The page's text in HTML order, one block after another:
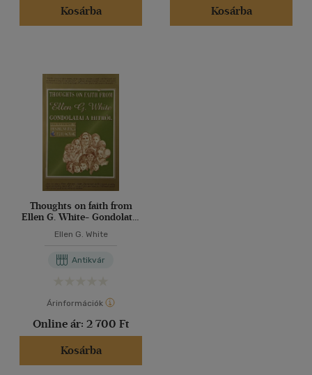
Kosárba
Kosárba
Thoughts on faith from
Ellen G. White- Gondolatai
Ellen G. White
Antikvár
Árinformációk
Online ár: 2 700 Ft
Kosárba